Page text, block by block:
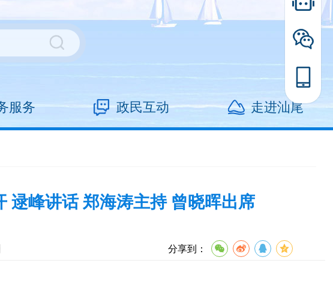
服务 政民互动 走进汕尾
逯峰讲话 郑海涛主持 曾晓晖出席
分享到：